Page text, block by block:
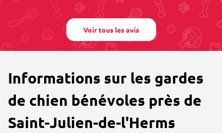
Voir tous les avis
Informations sur les gardes
de chien bénévoles près de
Saint-Julien-de-l'Herms